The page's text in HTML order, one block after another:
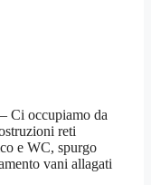
– Ci occupiamo da
reti
e WC, spurgo
vani allagati